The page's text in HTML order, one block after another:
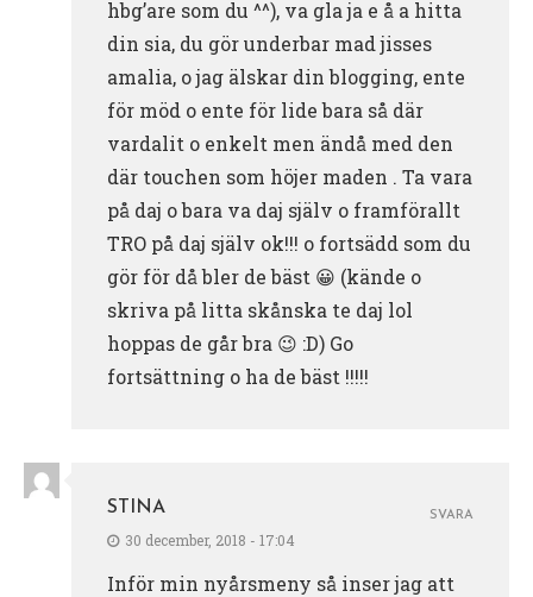
hbg’are som du ^^), va gla ja e å a hitta
din sia, du gör underbar mad jisses
amalia, o jag älskar din blogging, ente
för möd o ente för lide bara så där
vardalit o enkelt men ändå med den
där touchen som höjer maden . Ta vara
på daj o bara va daj själv o framförallt
TRO på daj själv ok!!! o fortsädd som du
gör för då bler de bäst 😀 (kände o
skriva på litta skånska te daj lol
hoppas de går bra 😉 :D) Go
fortsättning o ha de bäst !!!!!
STINA
30 december, 2018 - 17:04
Inför min nyårsmeny så inser jag att
SVARA